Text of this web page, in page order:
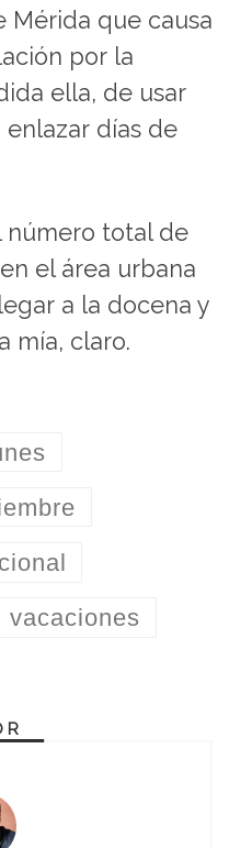
Mérida que causa
por la
ella, de usar
días de
número total de
el área urbana
a la docena y
mía, claro.
vacaciones